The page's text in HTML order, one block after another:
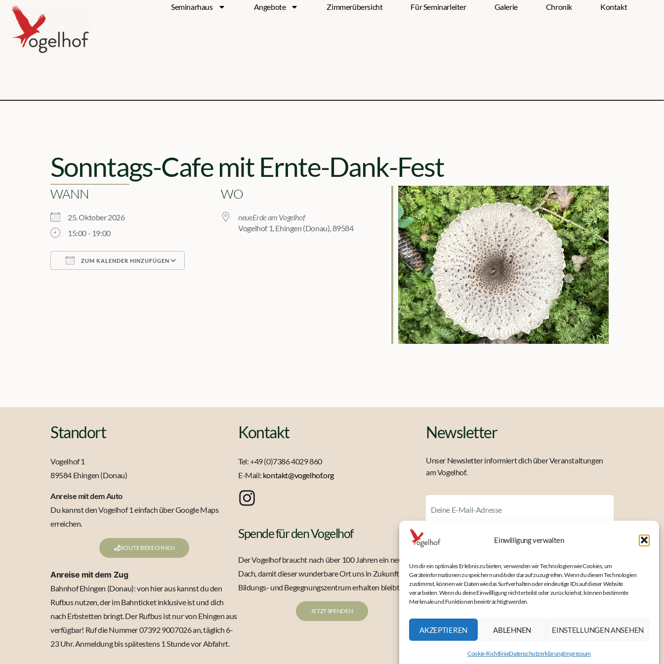
Einwilligung verwalten
Um dir ein optimales Erlebnis zu bieten, verwenden wir Technologien wie Cookies, um
Geräteinformationen zu speichern und/oder darauf zuzugreifen. Wenn du diesen Technologien
zustimmst, können wir Daten wie das Surfverhalten oder eindeutige IDs auf dieser Website
verarbeiten. Wenn du deine Einwillligung nicht erteilst oder zurückziehst, können bestimmte
Merkmale und Funktionen beeinträchtigt werden.
AKZEPTIEREN ABLEHNEN EINSTELLUNGEN ANSEHEN
Cookie-RichtlinieDatenschutzerklärungImpressum
Seminarhaus Angebote Zimmerübersicht Für Seminarleiter Galerie Chronik Kontakt
Sonntags-Cafe mit Ernte-Dank-Fest
WANN
25. Oktober 2026
15:00 - 19:00
ZUM KALENDER HINZUFÜGEN
Office 365 Outlook Live
WO
neueErde am Vogelhof
Vogelhof 1, Ehingen (Donau), 89584
Standort
Vogelhof 1
89584 Ehingen (Donau)
Anreise mit dem Auto
Du kannst den Vogelhof 1 einfach über Google Maps
erreichen.
ROUTE BERECHNEN
Anreise mit dem Zug
Bahnhof Ehingen (Donau): von hier aus kannst du den
Rufbus nutzen, der im Bahnticket inklusive ist und dich
nach Erbstetten bringt. Der Rufbus ist nur von Ehingen aus
verfügbar! Ruf die Nummer 07392 9007026 an, täglich 6-
23 Uhr. Anmeldung bis spätestens 1 Stunde vor Abfahrt.
Kontakt
Tel: +49 (0)7386 4029 860
E-Mail: kontakt@vogelhof.org
Spende für den Vogelhof
Der Vogelhof braucht nach über 100 Jahren ein neues
Dach, damit dieser wunderbare Ort uns in Zukunft als
Bildungs- und Begegnungszentrum erhalten bleibt.
JETZT SPENDEN
Newsletter
Unser Newsletter informiert dich über Veranstaltungen
am Vogelhof.
ABSENDEN
kostenfrei abbestellen. Deine Daten werden nur zum Versand
des Newsletters genutzt. Wir geben deine Daten nicht weiter.
Datenschutzerklärung.